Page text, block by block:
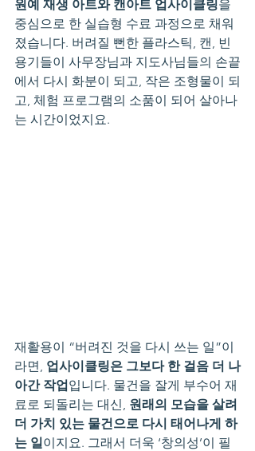
원예 재생 아트와 캔아트 업사이클링을
중심으로 한 실습형 수료 과정으로 채워
졌습니다. 버려질 뻔한 플라스틱, 캔, 빈
용기들이 사무장님과 지도사님들의 손끝
에서 다시 화분이 되고, 작은 조형물이 되
고, 체험 프로그램의 소품이 되어 살아나
는 시간이었지요.
재활용이 “버려진 것을 다시 쓰는 일”이
라면, 업사이클링은 그보다 한 걸음 더 나
아간 작업입니다. 물건을 잘게 부수어 재
료로 되돌리는 대신, 원래의 모습을 살려
더 가치 있는 물건으로 다시 태어나게 하
는 일이지요. 그래서 더욱 ‘창의성’이 필